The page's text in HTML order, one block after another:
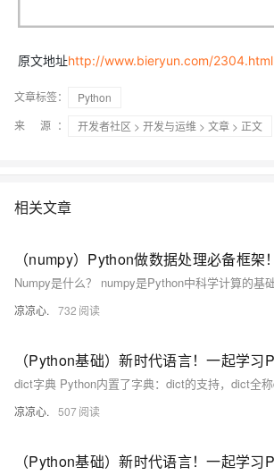
原文地址http://www.bieryun.com/2304.html
文章标签：
Python
来 源：
开发者社区 > 开发与运维 > 文章 > 正文
相关文章
凉凉心. 732
凉凉心. 507